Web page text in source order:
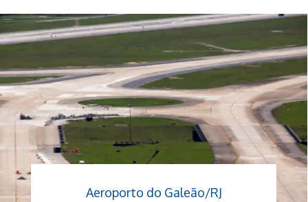
Aeroporto do Galeão/RJ